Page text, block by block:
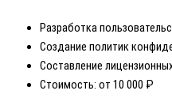
Разработка
Создание политик
Составление
Стоимость: от 10 000 ₽